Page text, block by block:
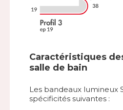
Caractéristiques
salle de bain
Les bandeaux lumineux
spécificités suivantes :